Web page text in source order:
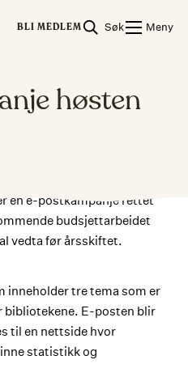
BLI MEDLEM Søk Meny
høsten
en e-postkampanje rettet
budsjettarbeidet
vedta før årsskiftet.
inneholder tre tema som er
bibliotekene. E-posten blir
til en nettside hvor
statistikk og